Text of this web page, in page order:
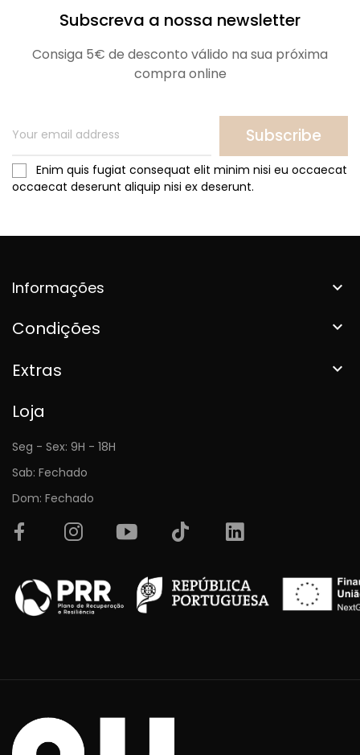
Subscreva a nossa newsletter
Consiga 5€ de desconto válido na sua próxima
compra online
Subscribe
Enim quis fugiat consequat elit minim nisi eu occaecat
occaecat deserunt aliquip nisi ex deserunt.
Informações 
Condições 
Extras 
Loja
Seg - Sex: 9H - 18H
Sab: Fechado
Dom: Fechado